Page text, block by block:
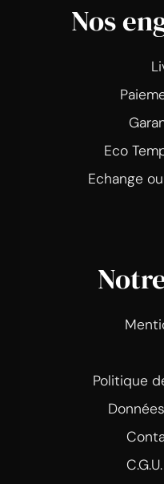
Nos
Eco
Echange
Politique